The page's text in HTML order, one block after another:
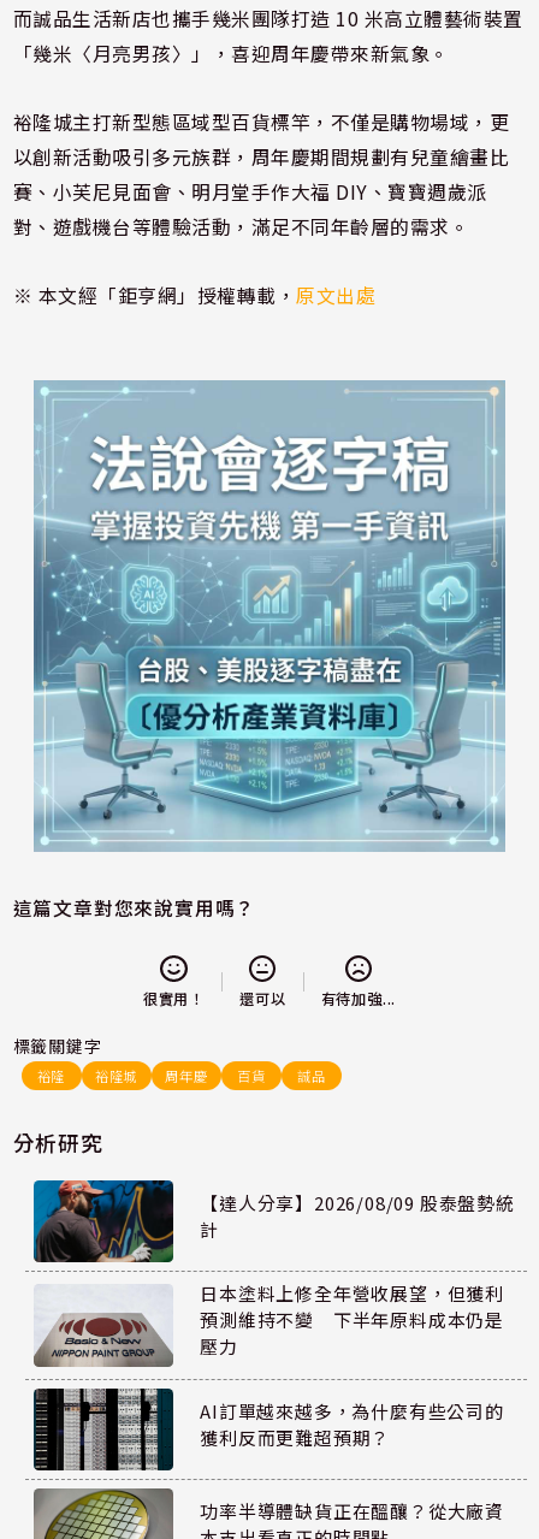
而誠品生活新店也攜手幾米團隊打造 10 米高立體藝術裝置
「幾米〈月亮男孩〉」，喜迎周年慶帶來新氣象。
裕隆城主打新型態區域型百貨標竿，不僅是購物場域，更
以創新活動吸引多元族群，周年慶期間規劃有兒童繪畫比
賽、小芙尼見面會、明月堂手作大福 DIY、寶寶週歲派
對、遊戲機台等體驗活動，滿足不同年齡層的需求。
※ 本文經「鉅亨網」授權轉載，原文出處
這篇文章對您來說實用嗎？
很實用！ 還可以 有待加強...
標籤關鍵字
裕隆 裕隆城 周年慶 百貨 誠品
分析研究
【達人分享】2026/08/09 股泰盤勢統
計
日本塗料上修全年營收展望，但獲利
預測維持不變 下半年原料成本仍是
壓力
AI訂單越來越多，為什麼有些公司的
獲利反而更難超預期？
功率半導體缺貨正在醞釀？從大廠資